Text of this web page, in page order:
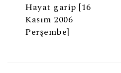
Hayat garip [16
Kasım 2006
Perşembe]